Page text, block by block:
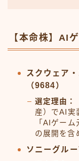
【本命株】AI
スクウェア
（9684）
選定理由：
産）でAI実
「AIゲー
の展開を含
ソニーグル